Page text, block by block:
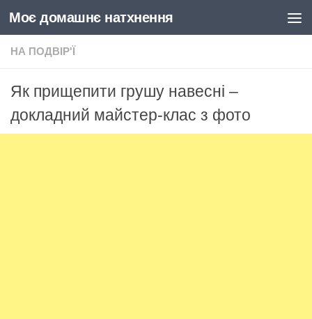
Skip to content
Моє домашнє натхнення
НА ПОДВІР'Ї
Як прищепити грушу навесні –
докладний майстер-клас з фото